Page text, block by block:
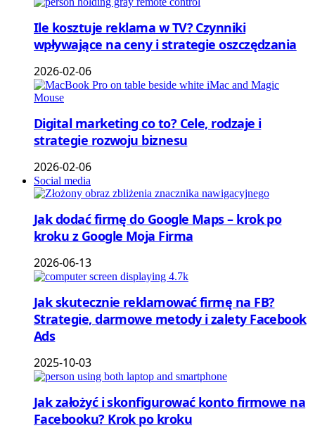
Ile kosztuje reklama w TV? Czynniki
wpływające na ceny i strategie oszczędzania
2026-02-06
Digital marketing co to? Cele, rodzaje i
strategie rozwoju biznesu
2026-02-06
Social media
Jak dodać firmę do Google Maps – krok po
kroku z Google Moja Firma
2026-06-13
Jak skutecznie reklamować firmę na FB?
Strategie, darmowe metody i zalety Facebook
Ads
2025-10-03
Jak założyć i skonfigurować konto firmowe na
Facebooku? Krok po kroku